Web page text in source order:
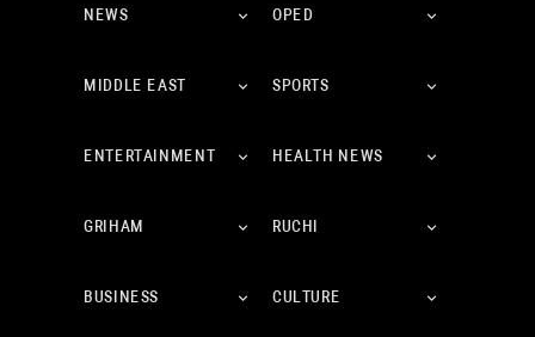
NEWS OPED
MIDDLE EAST SPORTS
ENTERTAINMENT HEALTH NEWS
GRIHAM RUCHI
BUSINESS CULTURE